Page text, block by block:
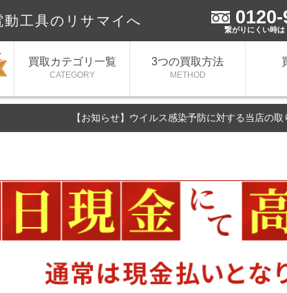
工具のリサマイへ
繋がりにくい時は
買取カテゴリ一覧
CATEGORY
3つの買取方法
METHOD
【お知らせ】ウイルス感染予防に対する当店の